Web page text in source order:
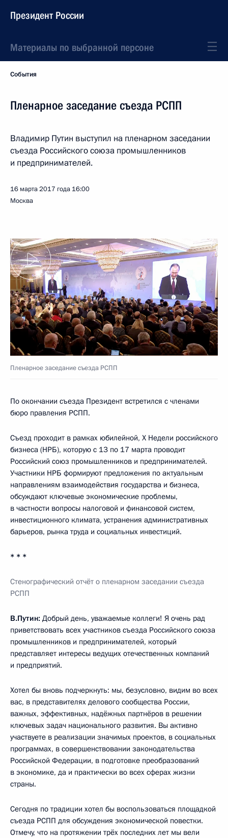
Президент России
Материалы по выбранной персоне
События
Пленарное заседание съезда РСПП
Владимир Путин выступил на пленарном заседании
съезда Российского союза промышленников
и предпринимателей.
16 марта 2017 года 16:00
Москва
Пленарное заседание съезда РСПП
По окончании съезда Президент встретился с членами
бюро правления РСПП.
Съезд проходит в рамках юбилейной, X Недели российского
бизнеса (НРБ), которую с 13 по 17 марта проводит
Российский союз промышленников и предпринимателей.
Участники НРБ формируют предложения по актуальным
направлениям взаимодействия государства и бизнеса,
обсуждают ключевые экономические проблемы,
в частности вопросы налоговой и финансовой систем,
инвестиционного климата, устранения административных
барьеров, рынка труда и социальных инвестиций.
* * *
Стенографический отчёт о пленарном заседании съезда
РСПП
В.Путин: Добрый день, уважаемые коллеги! Я очень рад
приветствовать всех участников съезда Российского союза
промышленников и предпринимателей, который
представляет интересы ведущих отечественных компаний
и предприятий.
Хотел бы вновь подчеркнуть: мы, безусловно, видим во всех
вас, в представителях делового сообщества России,
важных, эффективных, надёжных партнёров в решении
ключевых задач национального развития. Вы активно
участвуете в реализации значимых проектов, в социальных
программах, в совершенствовании законодательства
Российской Федерации, в подготовке преобразований
в экономике, да и практически во всех сферах жизни
страны.
Сегодня по традиции хотел бы воспользоваться площадкой
съезда РСПП для обсуждения экономической повестки.
Отмечу, что на протяжении трёх последних лет мы вели